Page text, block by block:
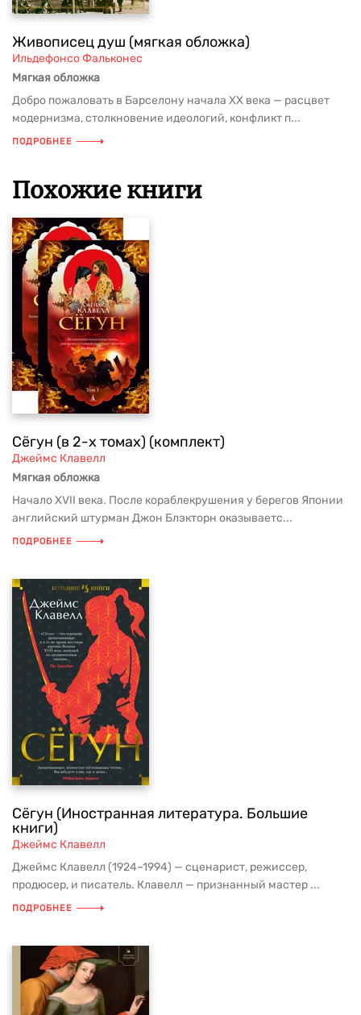
Живописец душ (мягкая обложка)
Ильдефонсо Фальконес
Мягкая обложка
Добро пожаловать в Барселону начала XX века — расцвет
модернизма, столкновение идеологий, конфликт п...
ПОДРОБНЕЕ
Похожие книги
Сёгун (в 2-х томах) (комплект)
Джеймс Клавелл
Мягкая обложка
Начало XVII века. После кораблекрушения у берегов Японии
английский штурман Джон Блэкторн оказываетс...
ПОДРОБНЕЕ
Сёгун (Иностранная литература. Большие
книги)
Джеймс Клавелл
Джеймс Клавелл (1924–1994) — сценарист, режиссер,
продюсер, и писатель. Клавелл — признанный мастер ...
ПОДРОБНЕЕ